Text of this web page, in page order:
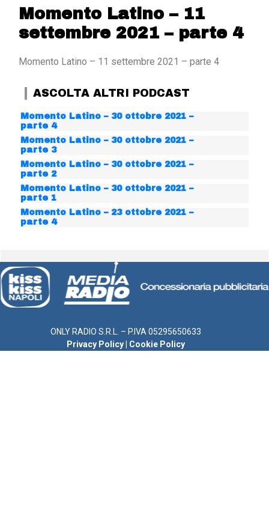
Momento Latino – 11
settembre 2021 – parte 4
Momento Latino – 11 settembre 2021 – parte 4
ASCOLTA ALTRI PODCAST
Momento Latino – 30 ottobre 2021 –
parte 4
Momento Latino – 30 ottobre 2021 –
parte 3
Momento Latino – 30 ottobre 2021 –
parte 2
Momento Latino – 30 ottobre 2021 –
parte 1
Momento Latino – 23 ottobre 2021 –
parte 4
ONLY RADIO S.R.L. – P.IVA 05295650633
Privacy Policy
Cookie Policy